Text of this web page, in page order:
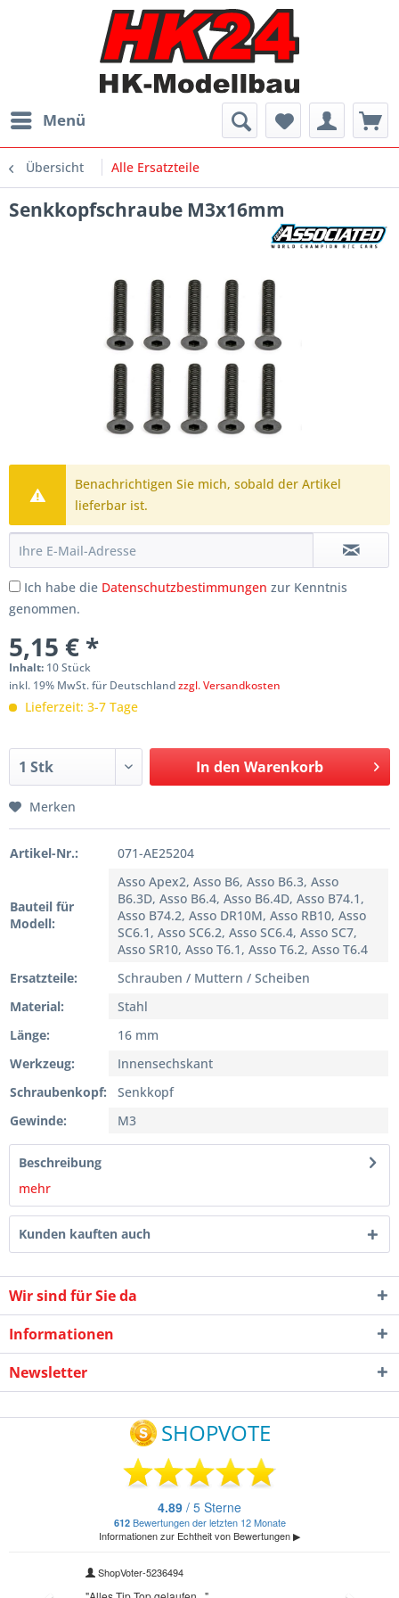
Menü
Übersicht Alle Ersatzteile
Senkkopfschraube M3x16mm
Benachrichtigen Sie mich, sobald der Artikel
lieferbar ist.
Ich habe die Datenschutzbestimmungen zur Kenntnis
genommen.
5,15 € *
Inhalt: 10 Stück
inkl. 19% MwSt. für Deutschlandzzgl. Versandkosten
Lieferzeit: 3-7 Tage
In den Warenkorb
Merken
Artikel-Nr.: 071-AE25204
Bauteil für
Modell:
Asso Apex2, Asso B6, Asso B6.3, Asso
B6.3D, Asso B6.4, Asso B6.4D, Asso B74.1,
Asso B74.2, Asso DR10M, Asso RB10, Asso
SC6.1, Asso SC6.2, Asso SC6.4, Asso SC7,
Asso SR10, Asso T6.1, Asso T6.2, Asso T6.4
Ersatzteile:
Schrauben / Muttern / Scheiben
Material:
Stahl
Länge:
16 mm
Werkzeug:
Innensechskant
Schraubenkopf:
Senkkopf
Gewinde:
M3
Beschreibung
mehr
Kunden kauften auch
Wir sind für Sie da
Informationen
Newsletter